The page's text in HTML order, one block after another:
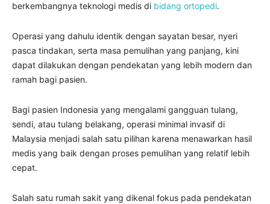
berkembangnya teknologi medis di bidang ortopedi.
Operasi yang dahulu identik dengan sayatan besar, nyeri
pasca tindakan, serta masa pemulihan yang panjang, kini
dapat dilakukan dengan pendekatan yang lebih modern dan
ramah bagi pasien.
Bagi pasien Indonesia yang mengalami gangguan tulang,
sendi, atau tulang belakang, operasi minimal invasif di
Malaysia menjadi salah satu pilihan karena menawarkan hasil
medis yang baik dengan proses pemulihan yang relatif lebih
cepat.
Salah satu rumah sakit yang dikenal fokus pada pendekatan